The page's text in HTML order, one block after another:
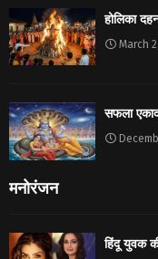
होलिका
March
सफला
मनोरंजन
हिंदू युवक